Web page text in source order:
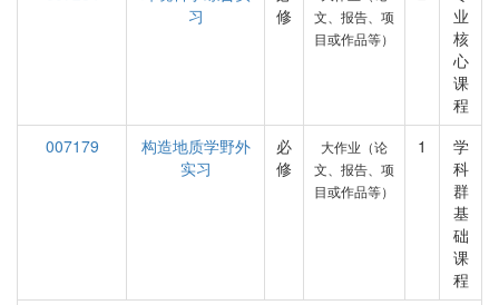
习
修
文、报告、项
目或作品等）
业
核
心
课
程
007179
构造地质学野外
实习
必
修
大作业（论
文、报告、项
目或作品等）
1
学
科
群
基
础
课
程